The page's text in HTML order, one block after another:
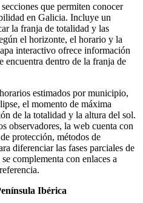
que permiten conocer
en Galicia. Incluye un
la franja de totalidad y las
el horizonte, el horario y la
interactivo ofrece información
encuentra dentro de la franja de
estimados por municipio,
el momento de máxima
de la totalidad y la altura del sol.
observadores, la web cuenta con
protección, métodos de
diferenciar las fases parciales de
complementa con enlaces a
Ibérica